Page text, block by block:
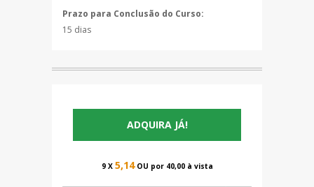
Prazo para Conclusão do Curso:
15 dias
ADQUIRA JÁ!
9 X 5,14 OU por 40,00 à vista